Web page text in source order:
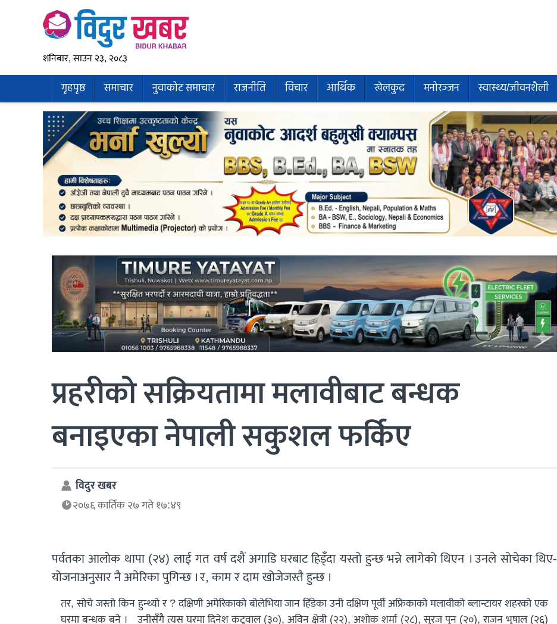
शनिबार, साउन २३, २०८३
गृहपृष्ठ समाचार नुवाकोट समाचार राजनीति विचार आर्थिक खेलकुद मनोरञ्जन स्वास्थ्य/जीवनशैली
प्रहरीको सक्रियतामा मलावीबाट बन्धक
बनाइएका नेपाली सकुशल फर्किए
विदुर खबर
२०७६ कार्तिक २७ गते १७:४९
पर्वतका आलोक थापा (२४) लाई गत वर्ष दशैं अगाडि घरबाट हिड्ँदा यस्तो हुन्छ भन्ने लागेको थिएन । उनले सोचेका थिए-
योजनाअनुसार नै अमेरिका पुगिन्छ । र, काम र दाम खोजेजस्तै हुन्छ ।
तर, सोचे जस्तो किन हुन्थ्यो र ? दक्षिणी अमेरिकाको बोलेभिया जान हिँडेका उनी दक्षिण पूर्वी अफ्रिकाको मलावीको ब्लान्टायर शहरको एक
घरमा बन्धक बने । उनीसँगै त्यस घरमा दिनेश कटुवाल (३०), अविन क्षेत्री (२२), अशोक शर्मा (२८), सुरज पुन (२०), राजन भुषाल (२६)